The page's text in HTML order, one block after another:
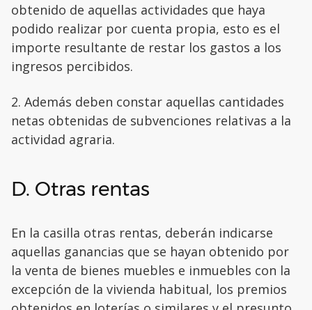
obtenido de aquellas actividades que haya
podido realizar por cuenta propia, esto es el
importe resultante de restar los gastos a los
ingresos percibidos.
2. Además deben constar aquellas cantidades
netas obtenidas de subvenciones relativas a la
actividad agraria.
D. Otras rentas
En la casilla otras rentas, deberán indicarse
aquellas ganancias que se hayan obtenido por
la venta de bienes muebles e inmuebles con la
excepción de la vivienda habitual, los premios